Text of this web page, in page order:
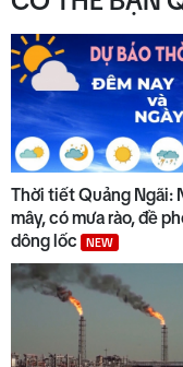
Thời tiết Quảng Ngãi:
mây, có mưa rào, đề
dông lốc
NEW